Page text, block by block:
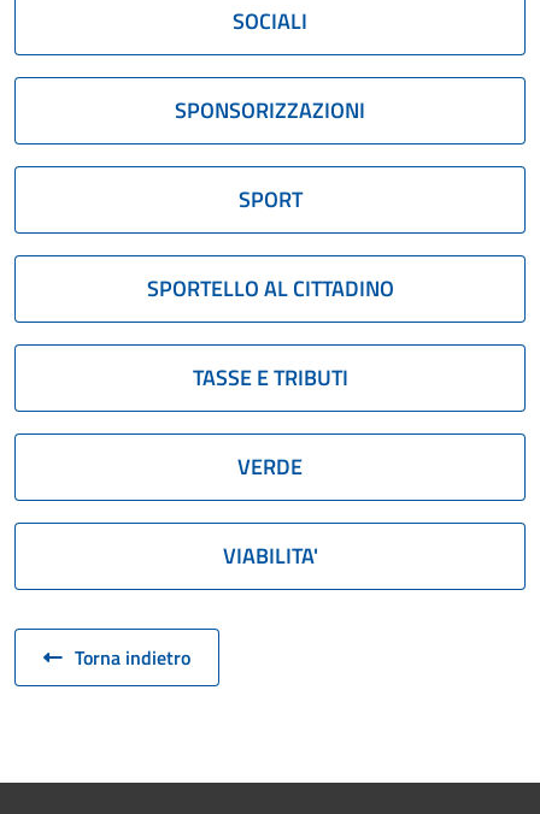
SOCIALI
SPONSORIZZAZIONI
SPORT
SPORTELLO AL CITTADINO
TASSE E TRIBUTI
VERDE
VIABILITA'
Torna indietro